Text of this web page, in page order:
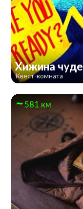
Хижина
Квест-комната
581 км